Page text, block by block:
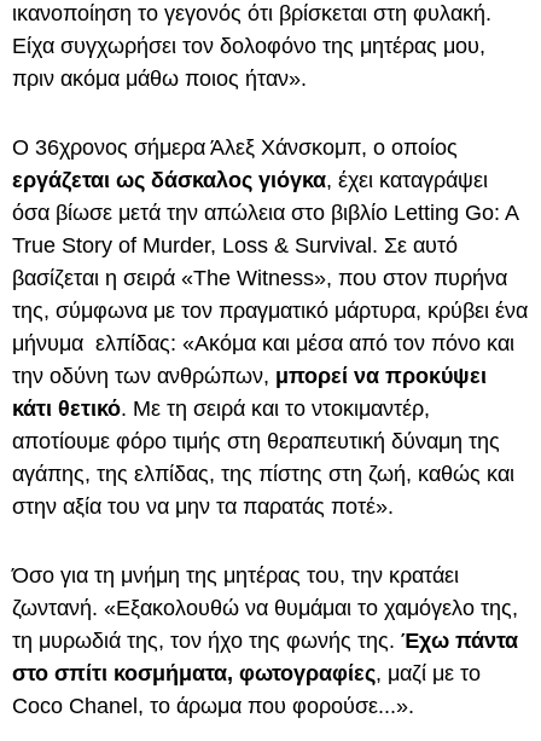
ικανοποίηση το γεγονός ότι βρίσκεται στη φυλακή.
Είχα συγχωρήσει τον δολοφόνο της μητέρας μου,
πριν ακόμα μάθω ποιος ήταν».
Ο 36χρονος σήμερα Άλεξ Χάνσκομπ, ο οποίος
εργάζεται ως δάσκαλος γιόγκα, έχει καταγράψει
όσα βίωσε μετά την απώλεια στο βιβλίο Letting Go: A
True Story of Murder, Loss & Survival. Σε αυτό
βασίζεται η σειρά «The Witness», που στον πυρήνα
της, σύμφωνα με τον πραγματικό μάρτυρα, κρύβει ένα
μήνυμα ελπίδας: «Ακόμα και μέσα από τον πόνο και
την οδύνη των ανθρώπων, μπορεί να προκύψει
κάτι θετικό. Με τη σειρά και το ντοκιμαντέρ,
αποτίουμε φόρο τιμής στη θεραπευτική δύναμη της
αγάπης, της ελπίδας, της πίστης στη ζωή, καθώς και
στην αξία του να μην τα παρατάς ποτέ».
Όσο για τη μνήμη της μητέρας του, την κρατάει
ζωντανή. «Εξακολουθώ να θυμάμαι το χαμόγελο της,
τη μυρωδιά της, τον ήχο της φωνής της. Έχω πάντα
στο σπίτι κοσμήματα, φωτογραφίες, μαζί με το
Coco Chanel, το άρωμα που φορούσε...».